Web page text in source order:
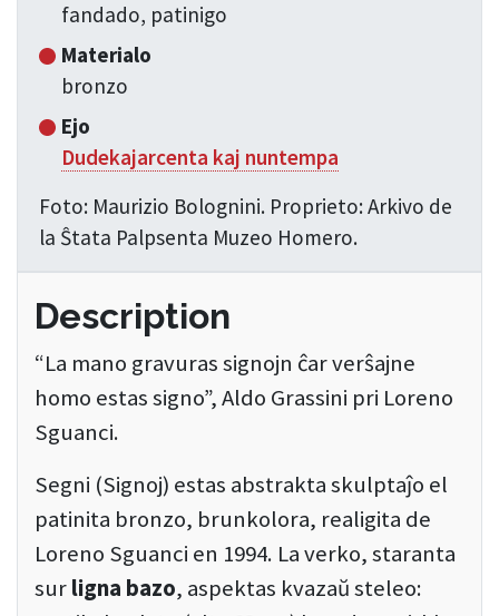
fandado, patinigo
Materialo
bronzo
Ejo
Dudekajarcenta kaj nuntempa
Foto: Maurizio Bolognini. Proprieto: Arkivo de
la Ŝtata Palpsenta Muzeo Homero.
Description
“La mano gravuras signojn ĉar verŝajne
homo estas signo”, Aldo Grassini pri Loreno
Sguanci.
Segni (Signoj) estas abstrakta skulptaĵo el
patinita bronzo, brunkolora, realigita de
Loreno Sguanci en 1994. La verko, staranta
surligna bazo, aspektas kvazaŭ steleo: